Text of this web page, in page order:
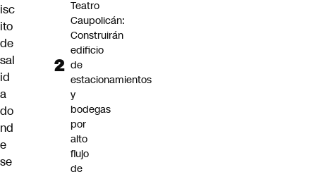
isc
ito
de
sal
id
a
do
nd
e
se
Teatro
Caupolicán:
Construirán
edificio
de
estacionamientos
y
bodegas
por
alto
flujo
de